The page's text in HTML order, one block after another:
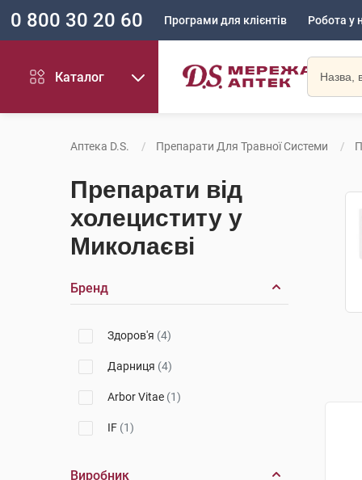
0 800 30 20 60 Програми для клієнтів Робота у
Каталог
Аптека D.S. Препарати Для Травної Системи
Препарати від
холециститу у
Миколаєві
Бренд
Здоров'я (4)
Дарниця (4)
Arbor Vitae (1)
IF (1)
Виробник